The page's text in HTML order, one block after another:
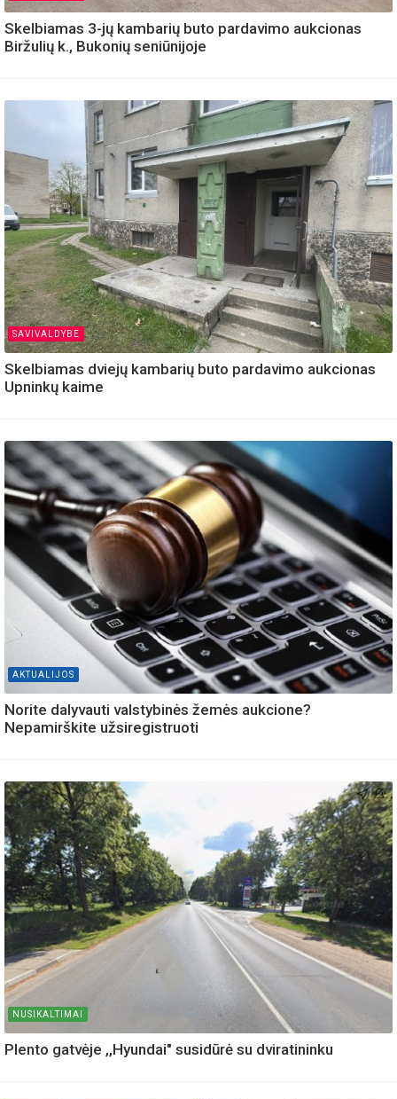
Skelbiamas 3-jų kambarių buto pardavimo aukcionas
Biržulių k., Bukonių seniūnijoje
SAVIVALDYBE
Skelbiamas dviejų kambarių buto pardavimo aukcionas
Upninkų kaime
AKTUALIJOS
Norite dalyvauti valstybinės žemės aukcione?
Nepamirškite užsiregistruoti
NUSIKALTIMAI
Plento gatvėje ,,Hyundai" susidūrė su dviratininku